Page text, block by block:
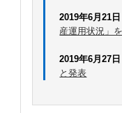
2019年6月21日
産運用状況」
2019年6月27日
と発表